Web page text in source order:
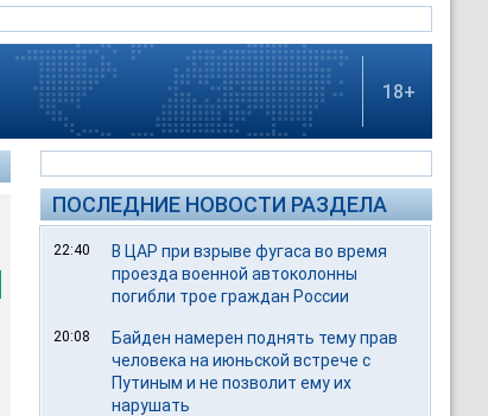
18+
ПОСЛЕДНИЕ НОВОСТИ РАЗДЕЛА
22:40
В ЦАР при взрыве фугаса во время
проезда военной автоколонны
погибли трое граждан России
20:08
Байден намерен поднять тему прав
человека на июньской встрече с
Путиным и не позволит ему их
нарушать